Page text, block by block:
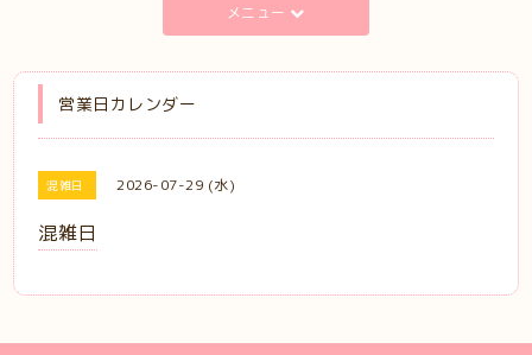
メニュー
営業日カレンダー
混雑日 2026-07-29 (水)
混雑日